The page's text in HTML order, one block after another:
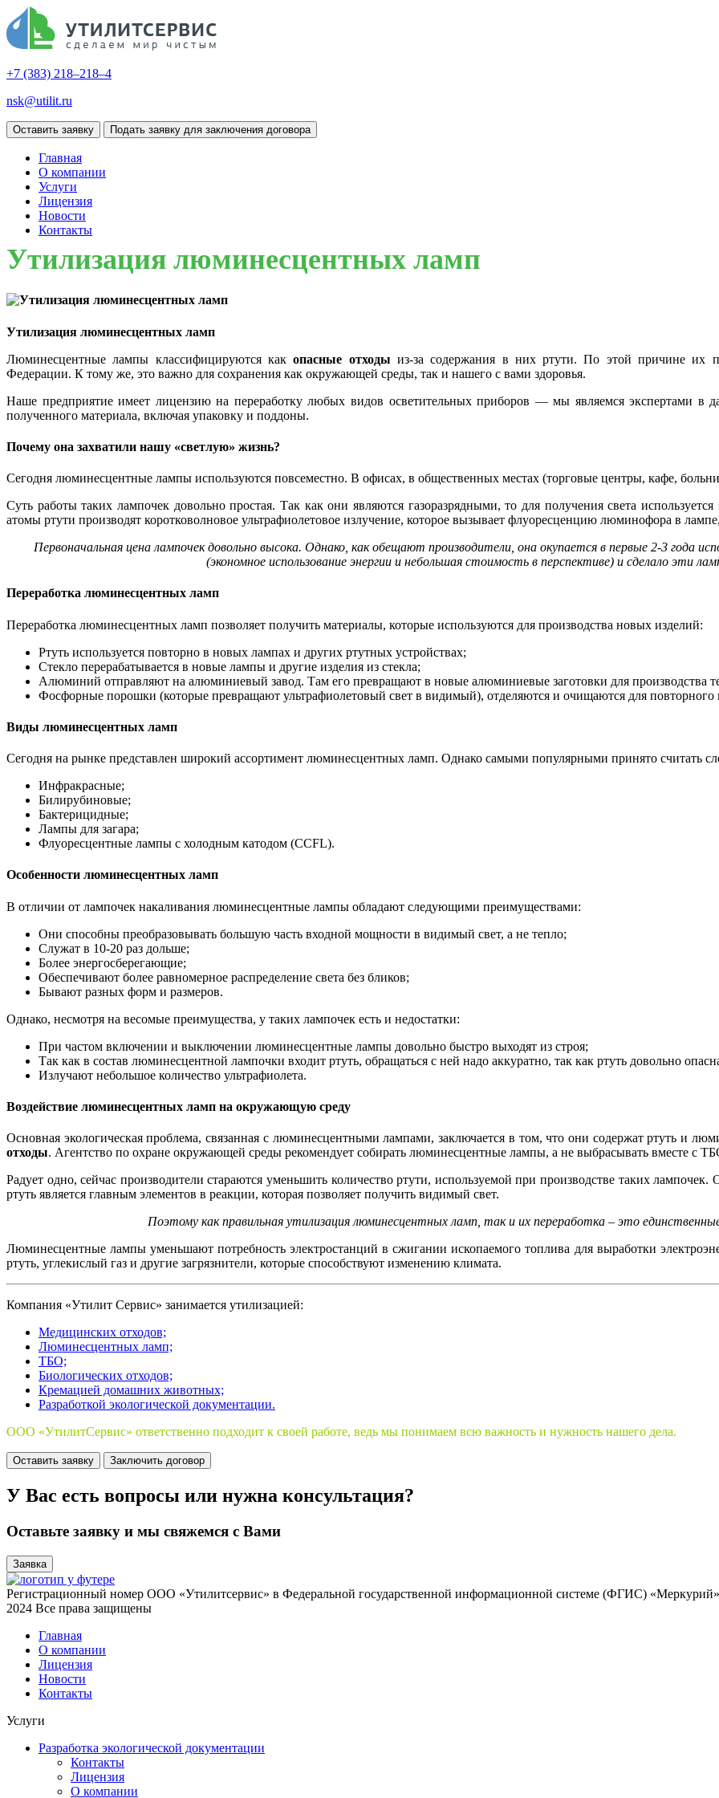
+7 (383) 218–218–4
nsk@utilit.ru
Оставить заявку Подать заявку для заключения договора
Главная
О компании
Услуги
Лицензия
Новости
Контакты
Утилизация люминесцентных ламп
Утилизация люминесцентных ламп
Люминесцентные лампы классифицируются какопасные отходы из-за содержания в них ртути. По этой причине их
Федерации. К тому же, это важно для сохранения как окружающей среды, так и нашего с вами здоровья.
Наше предприятие имеет лицензию на переработку любых видов осветительных приборов — мы являемся экспертами в
полученного материала, включая упаковку и поддоны.
Почему она захватили нашу «светлую» жизнь?
Сегодня люминесцентные лампы используются повсеместно. В офисах, в общественных местах (торговые центры, кафе,
Суть работы таких лампочек довольно простая. Так как они являются газоразрядными, то для получения света
атомы ртути производят коротковолновое ультрафиолетовое излучение, которое вызывает флуоресценцию люминофора в
Первоначальная цена лампочек довольно высока. Однако, как обещают производители, она окупается в первые 2-3 года
(экономное использование энергии и небольшая стоимость в перспективе) и сделало эти
Переработка люминесцентных ламп
Переработка люминесцентных ламп позволяет получить материалы, которые используются для производства новых изделий:
Ртуть используется повторно в новых лампах и других ртутных устройствах;
Стекло перерабатывается в новые лампы и другие изделия из стекла;
Алюминий отправляют на алюминиевый завод. Там его превращают в новые алюминиевые заготовки для производства
Фосфорные порошки (которые превращают ультрафиолетовый свет в видимый), отделяются и очищаются для повторного
Виды люминесцентных ламп
Сегодня на рынке представлен широкий ассортимент люминесцентных ламп. Однако самыми популярными принято считать
Инфракрасные;
Билирубиновые;
Бактерицидные;
Лампы для загара;
Флуоресцентные лампы с холодным катодом (CCFL).
Особенности люминесцентных ламп
В отличии от лампочек накаливания люминесцентные лампы обладают следующими преимуществами:
Они способны преобразовывать большую часть входной мощности в видимый свет, а не тепло;
Служат в 10-20 раз дольше;
Более энергосберегающие;
Обеспечивают более равномерное распределение света без бликов;
Бывают разных форм и размеров.
Однако, несмотря на весомые преимущества, у таких лампочек есть и недостатки:
При частом включении и выключении люминесцентные лампы довольно быстро выходят из строя;
Так как в состав люминесцентной лампочки входит ртуть, обращаться с ней надо аккуратно, так как ртуть довольно
Излучают небольшое количество ультрафиолета.
Воздействие люминесцентных ламп на окружающую среду
Основная экологическая проблема, связанная с люминесцентными лампами, заключается в том, что они содержат ртуть и
отходы. Агентство по охране окружающей среды рекомендует собирать люминесцентные лампы, а не выбрасывать вместе с
Радует одно, сейчас производители стараются уменьшить количество ртути, используемой при производстве таких
ртуть является главным элементов в реакции, которая позволяет получить видимый свет.
Поэтому как правильная утилизация люминесцентных ламп, так и их переработка – это
Люминесцентные лампы уменьшают потребность электростанций в сжигании ископаемого топлива для выработки
ртуть, углекислый газ и другие загрязнители, которые способствуют изменению климата.
Компания «Утилит Сервис» занимается утилизацией:
Медицинских отходов;
Люминесцентных ламп;
ТБО;
Биологических отходов;
Кремацией домашних животных;
Разработкой экологической документации.
ООО «УтилитСервис» ответственно подходит к своей работе, ведь мы понимаем всю важность и нужность нашего дела.
Оставить заявку Заключить договор
У Вас есть вопросы или нужна консультация?
Оставьте заявку и мы свяжемся с Вами
Заявка
Регистрационный номер ООО «Утилитсервис» в Федеральной государственной информационной системе (ФГИС)
2024 Все права защищены
Главная
О компании
Лицензия
Новости
Контакты
Услуги
Разработка экологической документации
Контакты
Лицензия
О компании